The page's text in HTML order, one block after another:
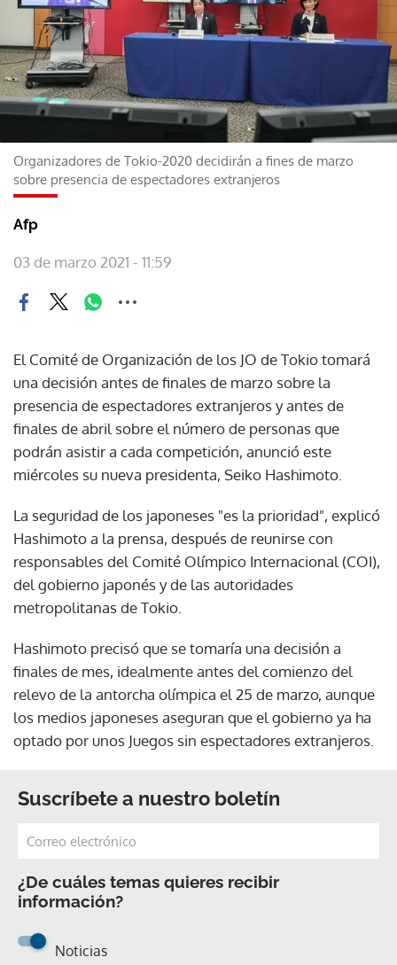
Organizadores de Tokio-2020 decidirán a fines de marzo
sobre presencia de espectadores extranjeros
Afp
03 de marzo 2021 - 11:59
El Comité de Organización de los JO de Tokio tomará
una decisión antes de finales de marzo sobre la
presencia de espectadores extranjeros y antes de
finales de abril sobre el número de personas que
podrán asistir a cada competición, anunció este
miércoles su nueva presidenta, Seiko Hashimoto.
La seguridad de los japoneses "es la prioridad", explicó
Hashimoto a la prensa, después de reunirse con
responsables del Comité Olímpico Internacional (COI),
del gobierno japonés y de las autoridades
metropolitanas de Tokio.
Hashimoto precisó que se tomaría una decisión a
finales de mes, idealmente antes del comienzo del
relevo de la antorcha olímpica el 25 de marzo, aunque
los medios japoneses aseguran que el gobierno ya ha
optado por unos Juegos sin espectadores extranjeros.
Suscríbete a nuestro boletín
¿De cuáles temas quieres recibir
información?
Noticias